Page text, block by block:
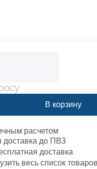
В корзину
расчетом
доставка до ПВЗ
доставка
весь список